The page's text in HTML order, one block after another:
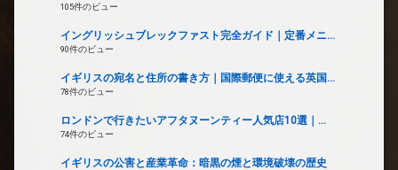
105件のビュー
イングリッシュブレックファスト完全ガイド｜定番メニ...
90件のビュー
イギリスの宛名と住所の書き方｜国際郵便に使える英国...
78件のビュー
ロンドンで行きたいアフタヌーンティー人気店10選｜...
74件のビュー
イギリスの公害と産業革命：暗黒の煙と環境破壊の歴史